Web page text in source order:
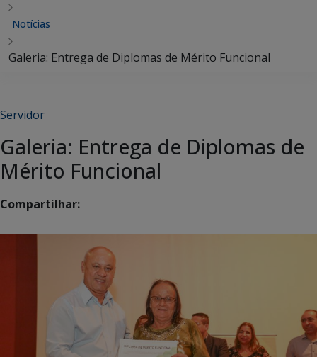
Notícias
Galeria: Entrega de Diplomas de Mérito Funcional
Servidor
Galeria: Entrega de Diplomas de
Mérito Funcional
Compartilhar: